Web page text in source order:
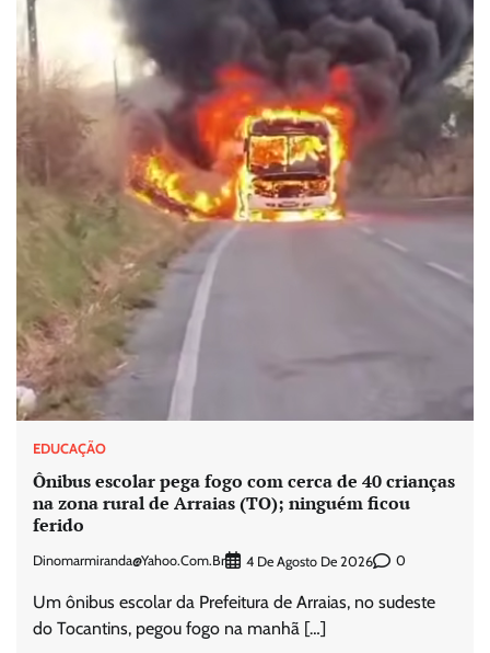
EDUCAÇÃO
Ônibus escolar pega fogo com cerca de 40 crianças
na zona rural de Arraias (TO); ninguém ficou
ferido
Dinomarmiranda@yahoo.com.br 4 De Agosto De 2026 0
Um ônibus escolar da Prefeitura de Arraias, no sudeste
do Tocantins, pegou fogo na manhã […]